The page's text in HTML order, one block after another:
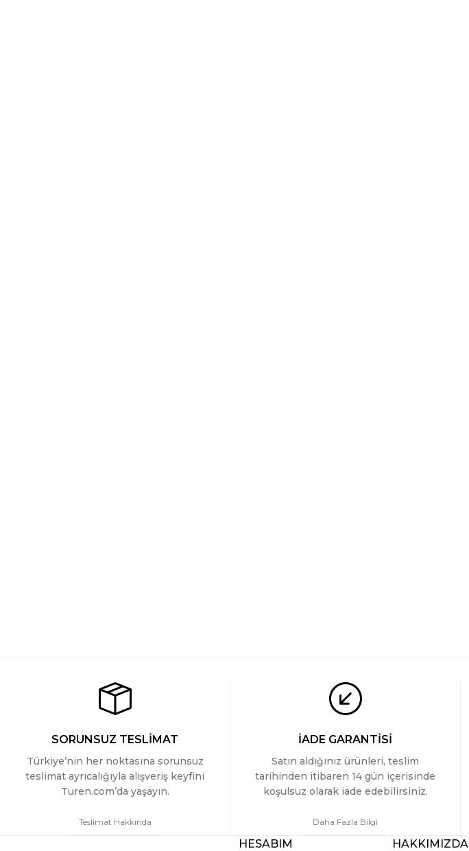
SORUNSUZ TESLİMAT
Türkiye’nin her noktasına sorunsuz
teslimat ayrıcalığıyla alışveriş keyfini
Turen.com’da yaşayın.
Teslimat Hakkında
İADE GARANTİSİ
Satın aldığınız ürünleri, teslim
tarihinden itibaren 14 gün içerisinde
koşulsuz olarak iade edebilirsiniz.
Daha Fazla Bilgi
HESABIM HAKKIMIZDA